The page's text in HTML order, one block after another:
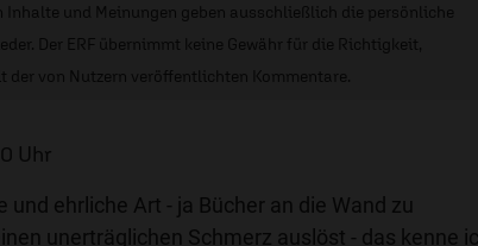
Inhalte und Meinungen geben ausschließlich die persönliche
Der ERF übernimmt keine Gewähr für die Richtigkeit,
von Nutzern veröffentlichten Kommentare.
Uhr
und ehrliche Art - ja Bücher an die Wand zu
unerträglichen Schmerz auslöst - das kenne